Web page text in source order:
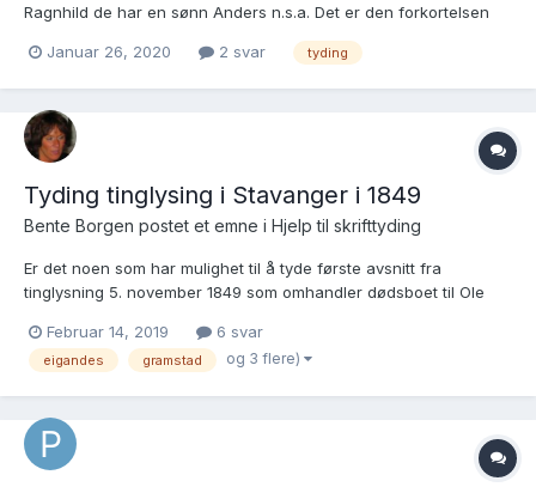
Ragnhild de har en sønn Anders n.s.a. Det er den forkortelsen
Anne-Karen Larsen.
Januar 26, 2020 2 svar tyding
Tyding tinglysing i Stavanger i 1849
Bente Borgen postet et emne i Hjelp til skrifttyding
Er det noen som har mulighet til å tyde første avsnitt fra
tinglysning 5. november 1849 som omhandler dødsboet til Ole
https://media.digitalarkivet.no/view/23516/354?indexing= 1849
Taralds kjøpe av C 2 og D 2.html
Februar 14, 2019 6 svar
eigandes gramstad og 3 flere)